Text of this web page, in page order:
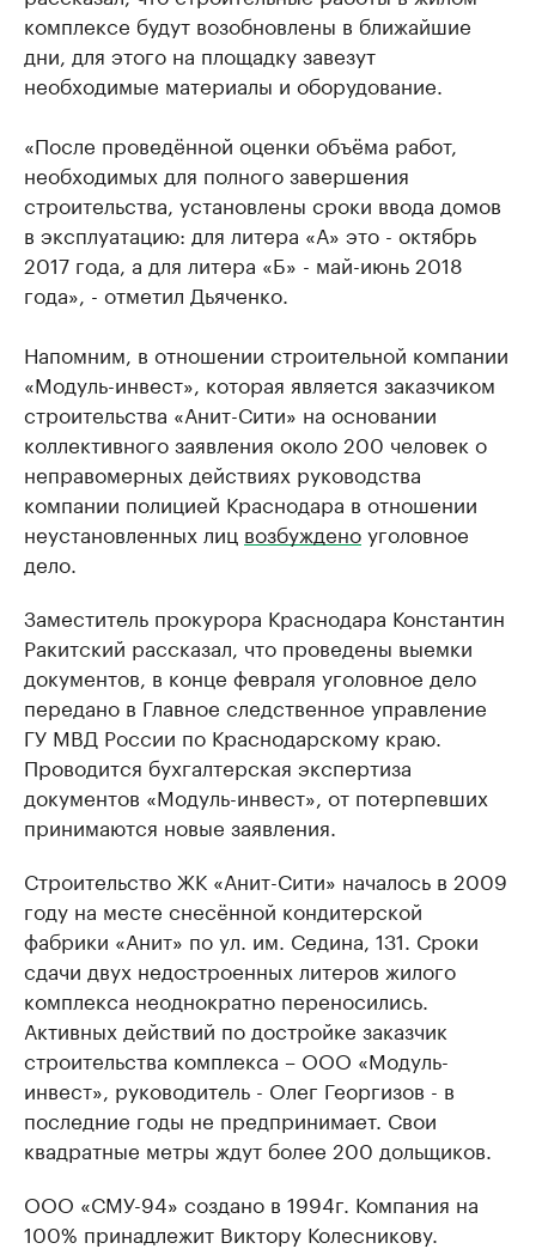
комплексе будут возобновлены в ближайшие
дни, для этого на площадку завезут
необходимые материалы и оборудование.
«После проведённой оценки объёма работ,
необходимых для полного завершения
строительства, установлены сроки ввода домов
в эксплуатацию: для литера «А» это - октябрь
2017 года, а для литера «Б» - май-июнь 2018
года», - отметил Дьяченко.
Напомним, в отношении строительной компании
«Модуль-инвест», которая является заказчиком
строительства «Анит-Сити» на основании
коллективного заявления около 200 человек о
неправомерных действиях руководства
компании полицией Краснодара в отношении
неустановленных лиц возбужденоуголовное
дело.
Заместитель прокурора Краснодара Константин
Ракитский рассказал, что проведены выемки
документов, в конце февраля уголовное дело
передано в Главное следственное управление
ГУ МВД России по Краснодарскому краю.
Проводится бухгалтерская экспертиза
документов «Модуль-инвест», от потерпевших
принимаются новые заявления.
Строительство ЖК «Анит-Сити» началось в 2009
году на месте снесённой кондитерской
фабрики «Анит» по ул. им. Седина, 131. Сроки
сдачи двух недостроенных литеров жилого
комплекса неоднократно переносились.
Активных действий по достройке заказчик
строительства комплекса – ООО «Модуль-
инвест», руководитель - Олег Георгизов - в
последние годы не предпринимает. Свои
квадратные метры ждут более 200 дольщиков.
ООО «СМУ-94» создано в 1994г. Компания на
100% принадлежит Виктору Колесникову.